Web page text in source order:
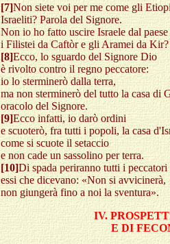
[7]Non siete voi per me come gli
Israeliti? Parola del Signore.
Non io ho fatto uscire Israele dal
i Filistei da Caftòr e gli Aramei da Kir?
[8]Ecco, lo sguardo del Signore Dio
è rivolto contro il regno peccatore:
io lo sterminerò dalla terra,
ma non sterminerò del tutto la casa di
oracolo del Signore.
[9]Ecco infatti, io darò ordini
e scuoterò, fra tutti i popoli, la casa
come si scuote il setaccio
e non cade un sassolino per terra.
[10]Di spada periranno tutti i
essi che dicevano: «Non si avvicinerà,
non giungerà fino a noi la sventura».
IV.
E DI